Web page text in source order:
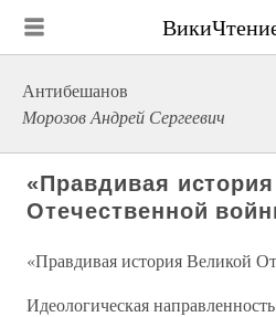
Антибешанов
Морозов Андрей Сергеевич
«Правдивая
Отечественной
«Правдивая история Великой
Идеологическая